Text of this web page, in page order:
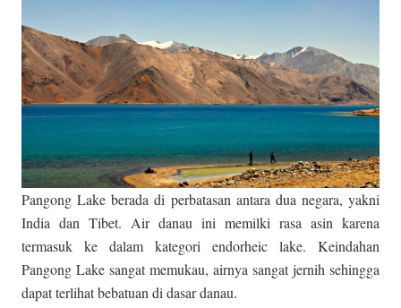
Pangong Lake berada di perbatasan antara dua negara, yakni
India dan Tibet. Air danau ini memilki rasa asin karena
termasuk ke dalam kategori endorheic lake. Keindahan
Pangong Lake sangat memukau, airnya sangat jernih sehingga
dapat terlihat bebatuan di dasar danau.